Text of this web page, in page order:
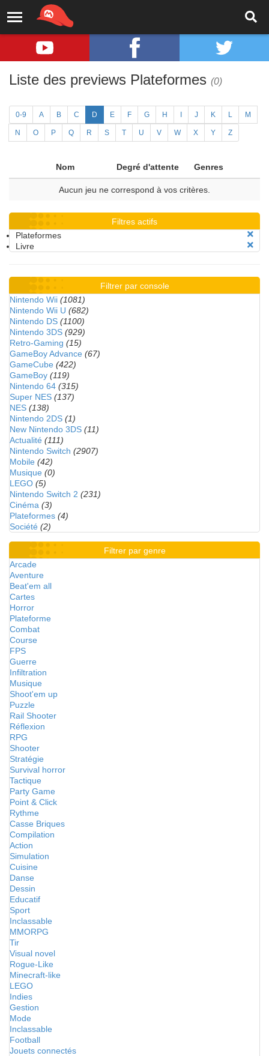
Liste des previews Plateformes (0)
0-9 A B C D E F G H J K L M
N O P Q R S T U V W X Y Z
Nom Degré d'attente Genres
Aucun jeu ne correspond à vos critères.
Filtres actifs
Plateformes
Livre
Filtrer par console
Nintendo Wii (1081)
Nintendo Wii U (682)
Nintendo DS (1100)
Nintendo 3DS (929)
Retro-Gaming (15)
GameBoy Advance (67)
GameCube (422)
GameBoy (119)
Nintendo 64 (315)
Super NES (137)
NES (138)
Nintendo 2DS (1)
New Nintendo 3DS (11)
Actualité (111)
Nintendo Switch (2907)
Mobile (42)
Musique (0)
LEGO (5)
Nintendo Switch 2 (231)
Cinéma (3)
Plateformes (4)
Société (2)
Filtrer par genre
Arcade
Aventure
Beat'em all
Cartes
Horror
Plateforme
Combat
Course
FPS
Guerre
Infiltration
Musique
Shoot'em up
Puzzle
Rail Shooter
Réflexion
RPG
Shooter
Stratégie
Survival horror
Tactique
Party Game
Point & Click
Rythme
Casse Briques
Compilation
Action
Simulation
Cuisine
Danse
Dessin
Educatif
Sport
Inclassable
MMORPG
Tir
Visual novel
Rogue-Like
Minecraft-like
LEGO
Indies
Gestion
Mode
Inclassable
Football
Jouets connectés